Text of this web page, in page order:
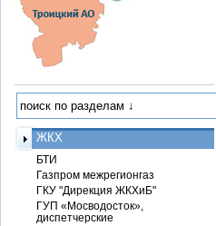
ЖКХ
БТИ
Газпром межрегионгаз
ГКУ "Дирекция ЖКХиБ"
ГУП «Мосводосток»,
диспетчерские